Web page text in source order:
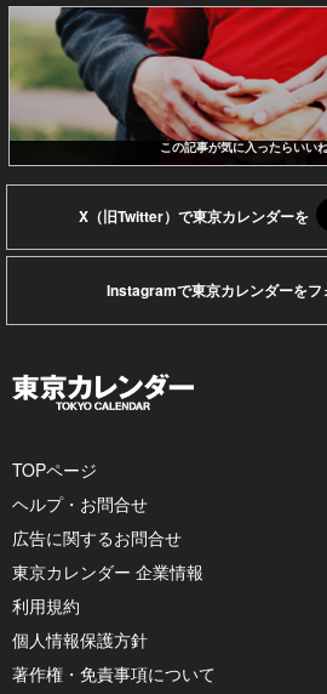
この記事が気に入ったらいい
X（旧Twitter）で東京カレンダーを
Instagramで東京カレンダーをフ
TOPページ
ヘルプ・お問合せ
広告に関するお問合せ
東京カレンダー 企業情報
利用規約
個人情報保護方針
著作権・免責事項について